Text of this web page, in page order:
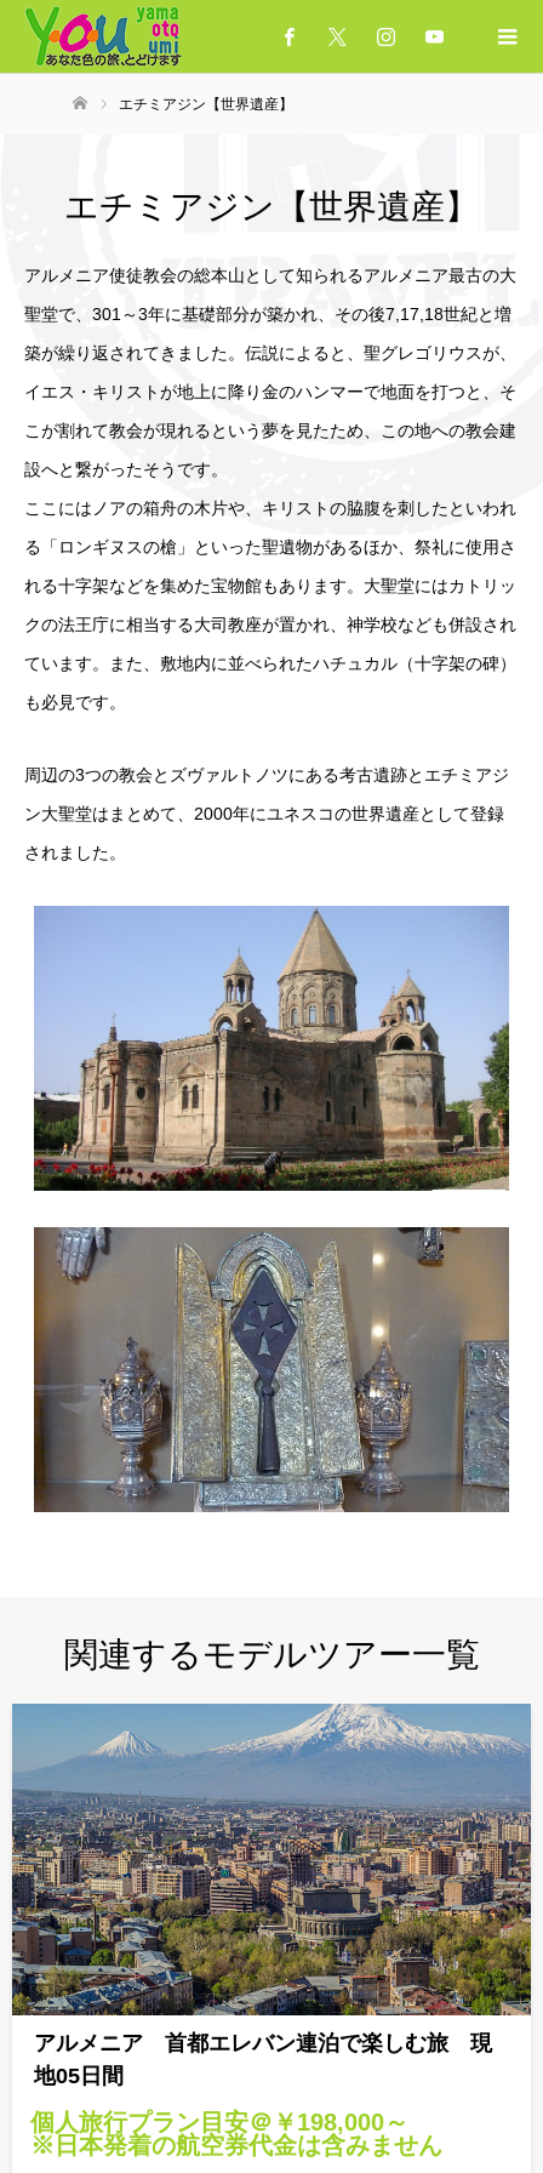
エチミアジン【世界遺産】
エチミアジン【世界遺産】
アルメニア使徒教会の総本山として知られるアルメニア最古の大
聖堂で、301～3年に基礎部分が築かれ、その後7,17,18世紀と増
築が繰り返されてきました。伝説によると、聖グレゴリウスが、
イエス・キリストが地上に降り金のハンマーで地面を打つと、そ
こが割れて教会が現れるという夢を見たため、この地への教会建
設へと繋がったそうです。
ここにはノアの箱舟の木片や、キリストの脇腹を刺したといわれ
る「ロンギヌスの槍」といった聖遺物があるほか、祭礼に使用さ
れる十字架などを集めた宝物館もあります。大聖堂にはカトリッ
クの法王庁に相当する大司教座が置かれ、神学校なども併設され
ています。また、敷地内に並べられたハチュカル（十字架の碑）
も必見です。
周辺の3つの教会とズヴァルトノツにある考古遺跡とエチミアジ
ン大聖堂はまとめて、2000年にユネスコの世界遺産として登録
されました。
関連するモデルツアー一覧
アルメニア 首都エレバン連泊で楽しむ旅 現
地05日間
個人旅行プラン目安＠￥198,000～
※日本発着の航空券代金は含みません